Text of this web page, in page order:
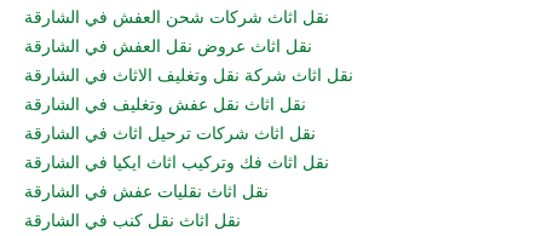
نقل اثاث شركات شحن العفش في الشارقة
نقل اثاث عروض نقل العفش في الشارقة
نقل اثاث شركة نقل وتغليف الاثاث في الشارقة
نقل اثاث نقل عفش وتغليف في الشارقة
نقل اثاث شركات ترحيل اثاث في الشارقة
نقل اثاث فك وتركيب اثاث ايكيا في الشارقة
نقل اثاث نقليات عفش في الشارقة
نقل اثاث نقل كنب في الشارقة